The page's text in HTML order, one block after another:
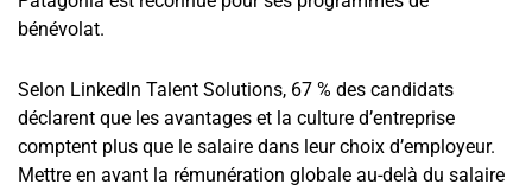
bénévolat.
Selon LinkedIn Talent Solutions, 67 % des candidats
déclarent que les avantages et la culture d’entreprise
comptent plus que le salaire dans leur choix d’employeur.
Mettre en avant la rémunération globale au-delà du salaire